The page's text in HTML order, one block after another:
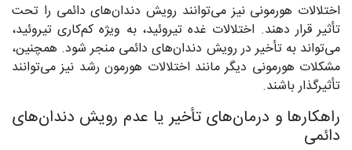
اختلالات هورمونی نیز می‌توانند رویش دندان‌های دائمی را تحت
تأثیر قرار دهند. اختلالات غده تیروئید، به ویژه کم‌کاری تیروئید،
می‌تواند به تأخیر در رویش دندان‌های دائمی منجر شود. همچنین،
مشکلات هورمونی دیگر مانند اختلالات هورمون رشد نیز می‌توانند
تأثیرگذار باشند.
راهکارها و درمان‌های تأخیر یا عدم رویش دندان‌های
دائمی